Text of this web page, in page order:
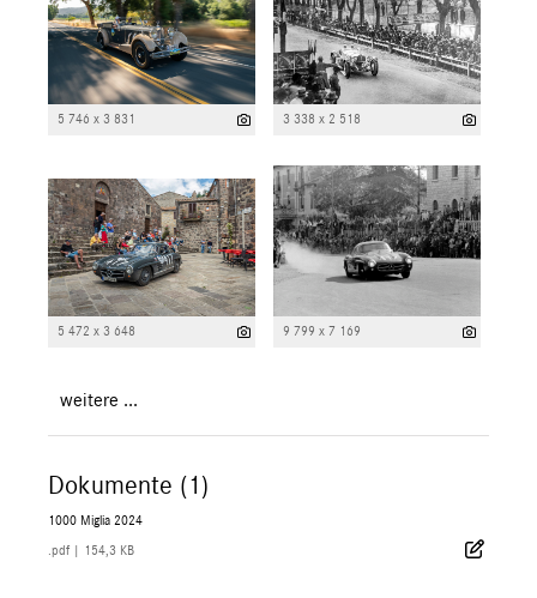
5 746 x 3 831 3 338 x 2 518
5 472 x 3 648 9 799 x 7 169
weitere ...
Dokumente (1)
1000 Miglia 2024
.pdf 154,3 KB